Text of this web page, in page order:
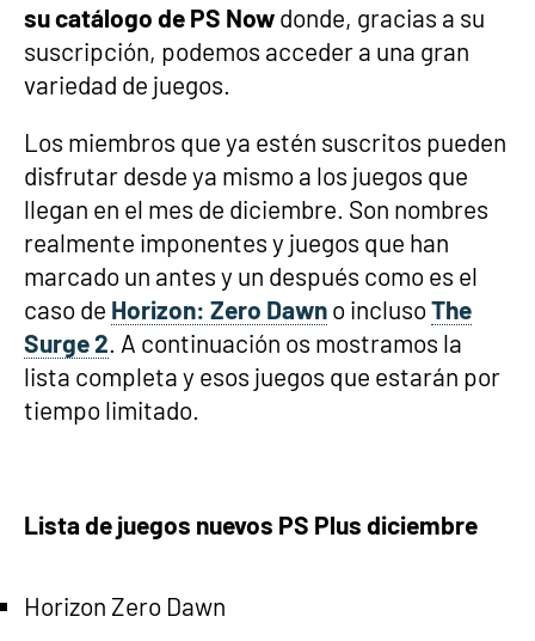
su catálogo de PS Now donde, gracias a su
suscripción, podemos acceder a una gran
variedad de juegos.
Los miembros que ya estén suscritos pueden
disfrutar desde ya mismo a los juegos que
llegan en el mes de diciembre. Son nombres
realmente imponentes y juegos que han
marcado un antes y un después como es el
caso de Horizon: Zero Dawn o incluso The
Surge 2. A continuación os mostramos la
lista completa y esos juegos que estarán por
tiempo limitado.
Lista de juegos nuevos PS Plus diciembre
Horizon Zero Dawn